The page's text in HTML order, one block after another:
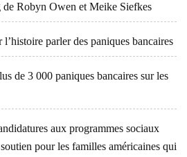
Robyn Owen et Meike Siefkes
parler des paniques bancaires
de 3 000 paniques bancaires sur les
aux programmes sociaux
pour les familles américaines qui